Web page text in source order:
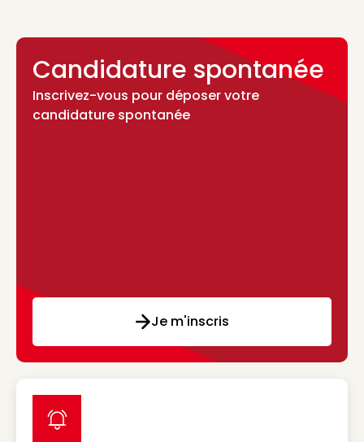
Candidature spontanée
Inscrivez-vous pour déposer votre
candidature spontanée
Je m'inscris
label icon